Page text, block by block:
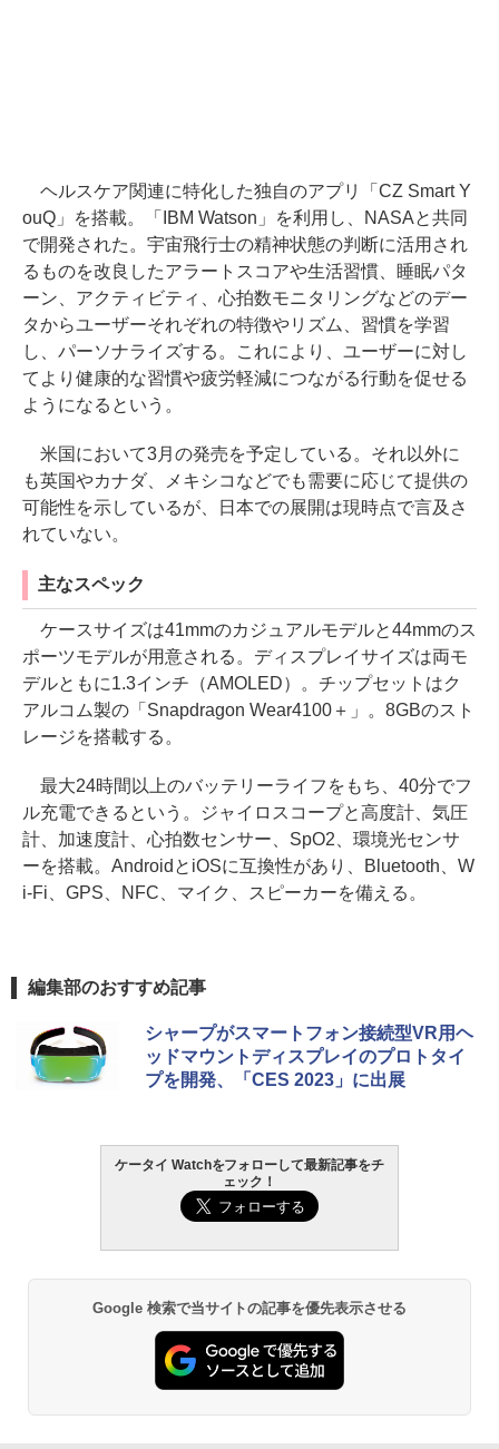
ヘルスケア関連に特化した独自のアプリ「CZ Smart Y
ouQ」を搭載。「IBM Watson」を利用し、NASAと共同
で開発された。宇宙飛行士の精神状態の判断に活用され
るものを改良したアラートスコアや生活習慣、睡眠パタ
ーン、アクティビティ、心拍数モニタリングなどのデー
タからユーザーそれぞれの特徴やリズム、習慣を学習
し、パーソナライズする。これにより、ユーザーに対し
てより健康的な習慣や疲労軽減につながる行動を促せる
ようになるという。
米国において3月の発売を予定している。それ以外に
も英国やカナダ、メキシコなどでも需要に応じて提供の
可能性を示しているが、日本での展開は現時点で言及さ
れていない。
主なスペック
ケースサイズは41mmのカジュアルモデルと44mmのス
ポーツモデルが用意される。ディスプレイサイズは両モ
デルともに1.3インチ（AMOLED）。チップセットはク
アルコム製の「Snapdragon Wear4100＋」。8GBのスト
レージを搭載する。
最大24時間以上のバッテリーライフをもち、40分でフ
ル充電できるという。ジャイロスコープと高度計、気圧
計、加速度計、心拍数センサー、SpO2、環境光センサ
ーを搭載。AndroidとiOSに互換性があり、Bluetooth、W
i-Fi、GPS、NFC、マイク、スピーカーを備える。
編集部のおすすめ記事
シャープがスマートフォン接続型VR用ヘ
ッドマウントディスプレイのプロトタイ
プを開発、「CES 2023」に出展
ケータイ Watchをフォローして最新記事をチ
ェック！
Google 検索で当サイトの記事を優先表示させる